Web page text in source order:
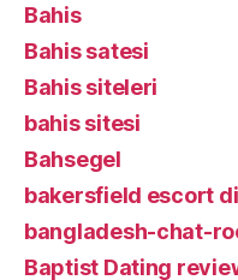
Bahis
Bahis satesi
Bahis siteleri
bahis sitesi
Bahsegel
bakersfield escort
bangladesh-chat-
Baptist Dating